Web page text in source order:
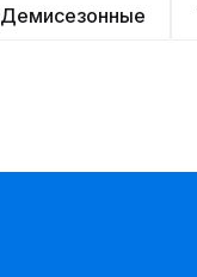
Демисезонные